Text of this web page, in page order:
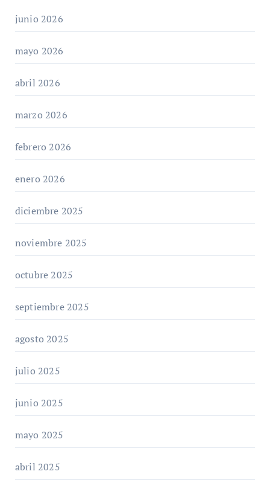
junio 2026
mayo 2026
abril 2026
marzo 2026
febrero 2026
enero 2026
diciembre 2025
noviembre 2025
octubre 2025
septiembre 2025
agosto 2025
julio 2025
junio 2025
mayo 2025
abril 2025